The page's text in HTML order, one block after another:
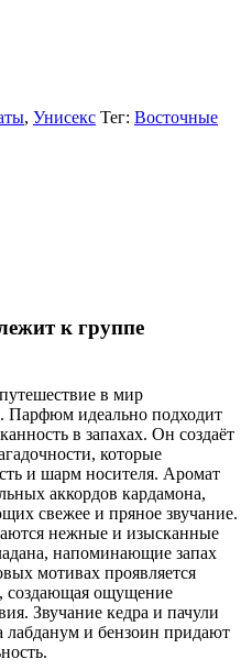
, Унисекс Тег: Восточные
к группе
в мир
Парфюм идеально подходит
в запахах. Он создаёт
которые
и шарм носителя. Аромат
аккордов кардамона,
свежее и пряное звучание.
нежные и изысканные
напоминающие запах
мотивах проявляется
создающая ощущение
Звучание кедра и пачули
лабданум и бензоин придают